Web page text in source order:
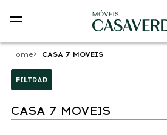
Home CASA 7 MOVEIS
FILTRAR
CASA 7 MOVEIS